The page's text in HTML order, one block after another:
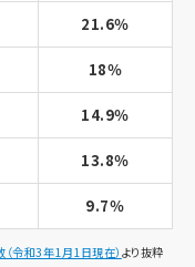
21.6％
18％
14.9％
13.8％
9.7％
令和3年1月1日現在） より抜粋